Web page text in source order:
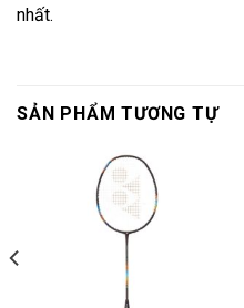
nhất.
SẢN PHẨM TƯƠNG TỰ